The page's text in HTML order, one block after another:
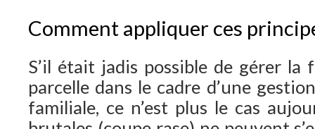
Comment appliquer ces
S’il était jadis possible de gérer la
parcelle dans le cadre d’une
familiale, ce n’est plus le cas